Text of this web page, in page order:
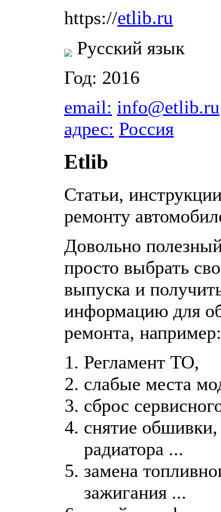
https://etlib.ru
Русский язык
Год: 2016
email: info@etlib.ru
адрес: Россия
Etlib
Статьи,
ремонту
Довольно
просто выбрать
выпуска и
информацию для
ремонта, например:
Регламент ТО,
слабые места
сброс
снятие
радиатора ...
замена
зажигания ...